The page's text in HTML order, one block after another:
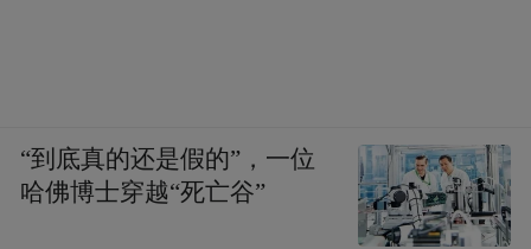
“到底真的还是假的”，一位
哈佛博士穿越“死亡谷”